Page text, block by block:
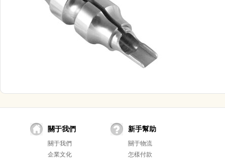
關于我們
關于我們
企業文化
新手幫助
關于物流
怎樣付款